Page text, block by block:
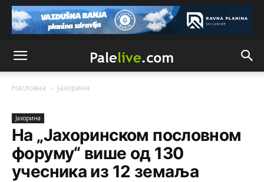
Насловна Јахорина
Јахорина
На „Јахоринском пословном
форуму“ више од 130
учесника из 12 земаља